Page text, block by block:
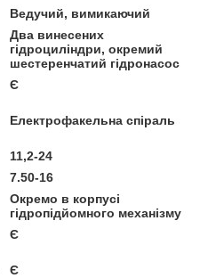
Ведучий, вимикаючий
Два винесених
гідроциліндри, окремий
шестеренчатий гідронасос
Є
Електрофакельна спіраль
11,2-24
7.50-16
Окремо в корпусі
гідропідйомного механізму
Є
Є